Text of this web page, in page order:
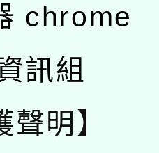
chrome
訊組
聲明】